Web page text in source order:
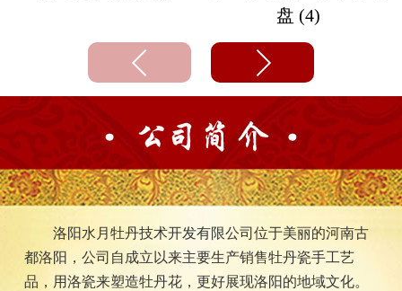
盘 (4)
洛阳水月牡丹技术开发有限公司位于美丽的河南古
都洛阳，公司自成立以来主要生产销售牡丹瓷手工艺
品，用洛瓷来塑造牡丹花，更好展现洛阳的地域文化。